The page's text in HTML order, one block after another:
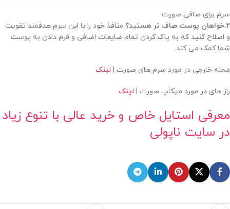
سرم برای صافی صورت
2.خواهان پوست صاف تر هستید؟
منافذ خود را با این سرم هدفمند تقویت
و اصلاح کنید که به پاک کردن تمام ضایعات اضافی و فرم دادن به پوست
شما کمک می کند.
مجله خارجی در مورد سرم های صورت | لینک
راز های در مورد میکاپ صورت | لینک
معرفی استایل خاص و خرید عالی با تنوع زیاد
در سایت ناپولی